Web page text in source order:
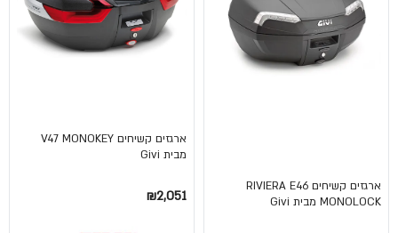
ארגזים קשיחים RIVIERA E46
MONOLOCK מבית Givi
ארגזים קשיחים V47 MONOKEY
מבית Givi
₪2,051